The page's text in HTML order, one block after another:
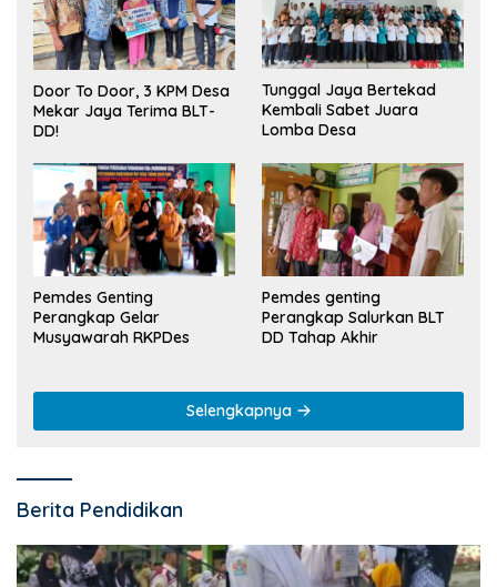
Door To Door, 3 KPM Desa
Mekar Jaya Terima BLT-
DD!
Tunggal Jaya Bertekad
Kembali Sabet Juara
Lomba Desa
Pemdes Genting
Perangkap Gelar
Musyawarah RKPDes
Pemdes genting
Perangkap Salurkan BLT
DD Tahap Akhir
Selengkapnya
Berita Pendidikan